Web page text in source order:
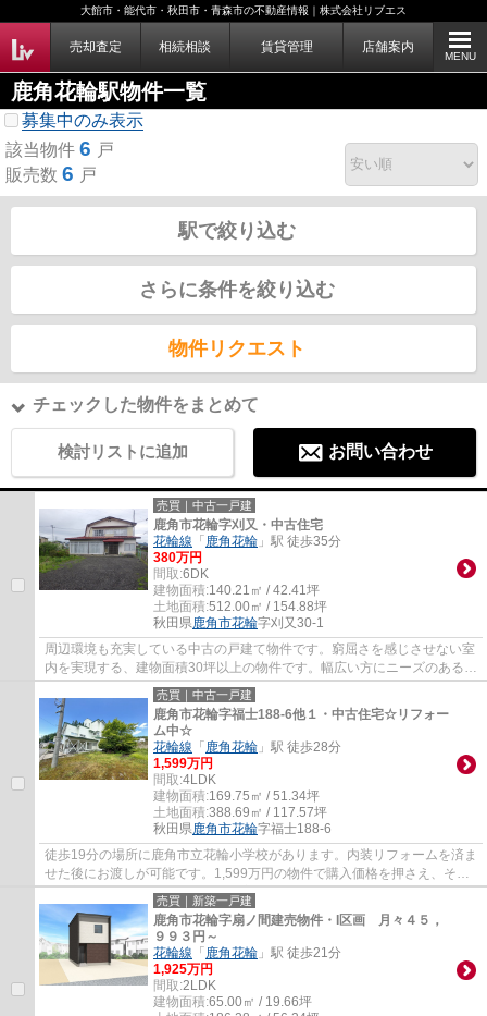
大館市・能代市・秋田市・青森市の不動産情報｜株式会社リブエス
売却査定 相続相談 賃貸管理 店舗案内
MENU
鹿角花輪駅物件一覧
募集中のみ表示
該当物件 6 戸
販売数 6 戸
駅で絞り込む
さらに条件を絞り込む
物件リクエスト
チェックした物件をまとめて
検討リストに追加 お問い合わせ
売買｜中古一戸建
鹿角市花輪字刈又・中古住宅
花輪線 「 鹿角花輪 」駅 徒歩35分
380万円
間取:6DK
建物面積:140.21㎡ / 42.41坪
土地面積:512.00㎡ / 154.88坪
秋田県鹿角市花輪字刈又30-1
周辺環境も充実している中古の戸建て物件です。窮屈さを感じさせない室
内を実現する、建物面積30坪以上の物件です。幅広い方にニーズのある、
広々とした6DKの物件です。建物面積は140....
売買｜中古一戸建
鹿角市花輪字福士188-6他１・中古住宅☆リフォー
ム中☆
花輪線 「 鹿角花輪 」駅 徒歩28分
1,599万円
間取:4LDK
建物面積:169.75㎡ / 51.34坪
土地面積:388.69㎡ / 117.57坪
秋田県鹿角市花輪字福士188-6
徒歩19分の場所に鹿角市立花輪小学校があります。内装リフォームを済ま
せた後にお渡しが可能です。1,599万円の物件で購入価格を押さえ、その
分を新生活に使いましょう。全居室が8帖以...
売買｜新築一戸建
鹿角市花輪字扇ノ間建売物件・I区画 月々４５，
９９３円～
花輪線 「 鹿角花輪 」駅 徒歩21分
1,925万円
間取:2LDK
建物面積:65.00㎡ / 19.66坪